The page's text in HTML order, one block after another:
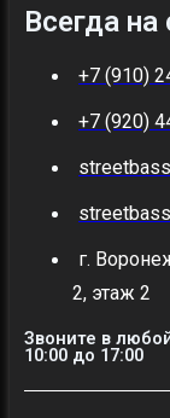
Всегда на
+7 (910)
+7 (920)
г.
2, этаж 2
Звоните в
10:00 до 17:00